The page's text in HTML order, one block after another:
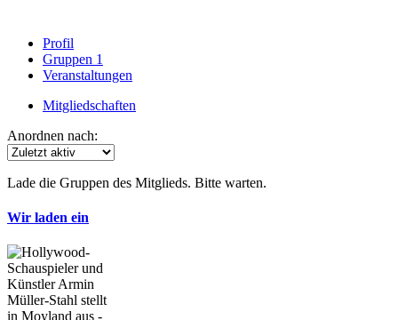
Profil
Gruppen 1
Veranstaltungen
Mitgliedschaften
Anordnen nach:
Lade die Gruppen des Mitglieds. Bitte warten.
Wir laden ein